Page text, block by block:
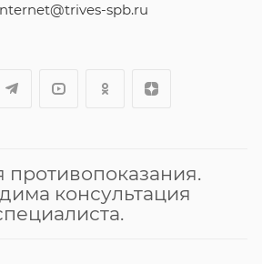
spb.ru
противопоказания.
консультация